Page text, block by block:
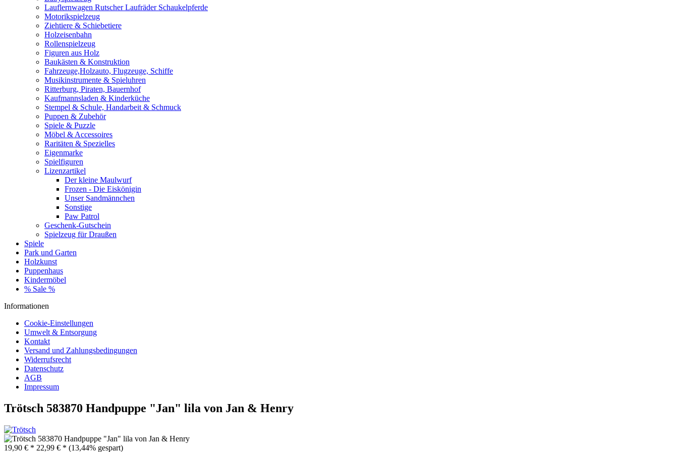
Lauflernwagen Rutscher Laufräder Schaukelpferde
Motorikspielzeug
Ziehtiere & Schiebetiere
Holzeisenbahn
Rollenspielzeug
Figuren aus Holz
Baukästen & Konstruktion
Fahrzeuge,Holzauto, Flugzeuge, Schiffe
Musikinstrumente & Spieluhren
Ritterburg, Piraten, Bauernhof
Kaufmannsladen & Kinderküche
Stempel & Schule, Handarbeit & Schmuck
Puppen & Zubehör
Spiele & Puzzle
Möbel & Accessoires
Raritäten & Spezielles
Eigenmarke
Spielfiguren
Lizenzartikel
Der kleine Maulwurf
Frozen - Die Eiskönigin
Unser Sandmännchen
Sonstige
Paw Patrol
Geschenk-Gutschein
Spielzeug für Draußen
Spiele
Park und Garten
Holzkunst
Puppenhaus
Kindermöbel
% Sale %
Informationen
Cookie-Einstellungen
Umwelt & Entsorgung
Kontakt
Versand und Zahlungsbedingungen
Widerrufsrecht
Datenschutz
AGB
Impressum
Trötsch 583870 Handpuppe "Jan" lila von Jan & Henry
19,90 € * 22,99 € * (13,44% gespart)